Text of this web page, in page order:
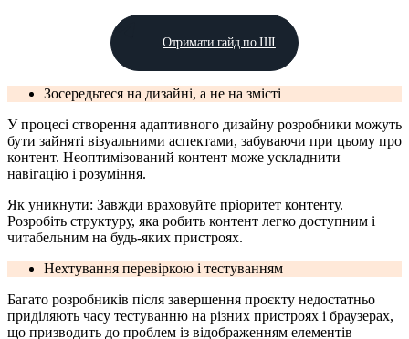
Отримати гайд по ШІ
Зосередьтеся на дизайні, а не на змісті
У процесі створення адаптивного дизайну розробники можуть
бути зайняті візуальними аспектами, забуваючи при цьому про
контент. Неоптимізований контент може ускладнити
навігацію і розуміння.
Як уникнути: Завжди враховуйте пріоритет контенту.
Розробіть структуру, яка робить контент легко доступним і
читабельним на будь-яких пристроях.
Нехтування перевіркою і тестуванням
Багато розробників після завершення проєкту недостатньо
приділяють часу тестуванню на різних пристроях і браузерах,
що призводить до проблем із відображенням елементів